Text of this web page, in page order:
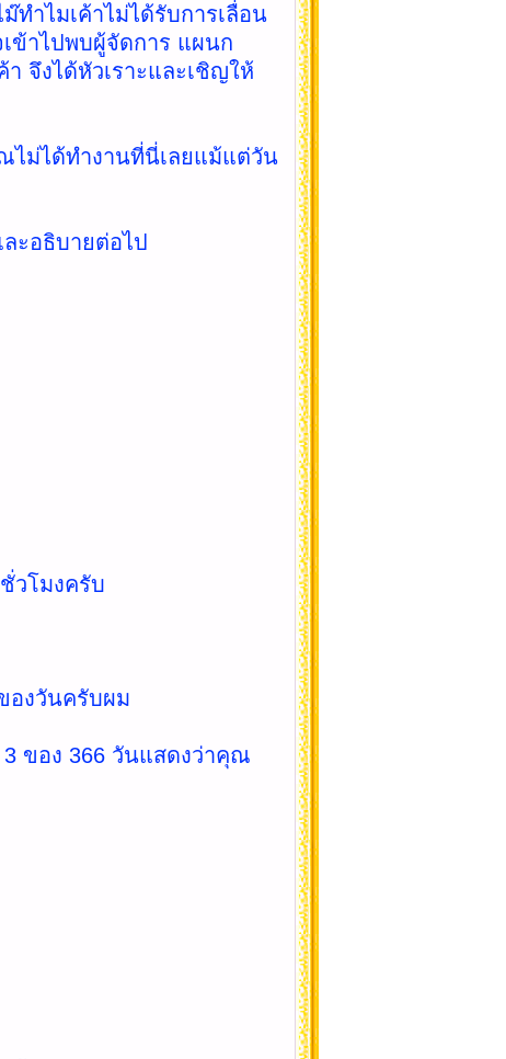
ทำไมเค้าไม่ได้รับการเลื่อน
ข้าไปพบผู้จัดการ แผนก
จึงได้หัวเราะและเชิญให้
ม่ได้ทำงานที่นี่เลยแม้แต่วัน
ะอธิบายต่อไป
วโมงครับ
องวันครับผม
ของ 366 วันแสดงว่าคุณ